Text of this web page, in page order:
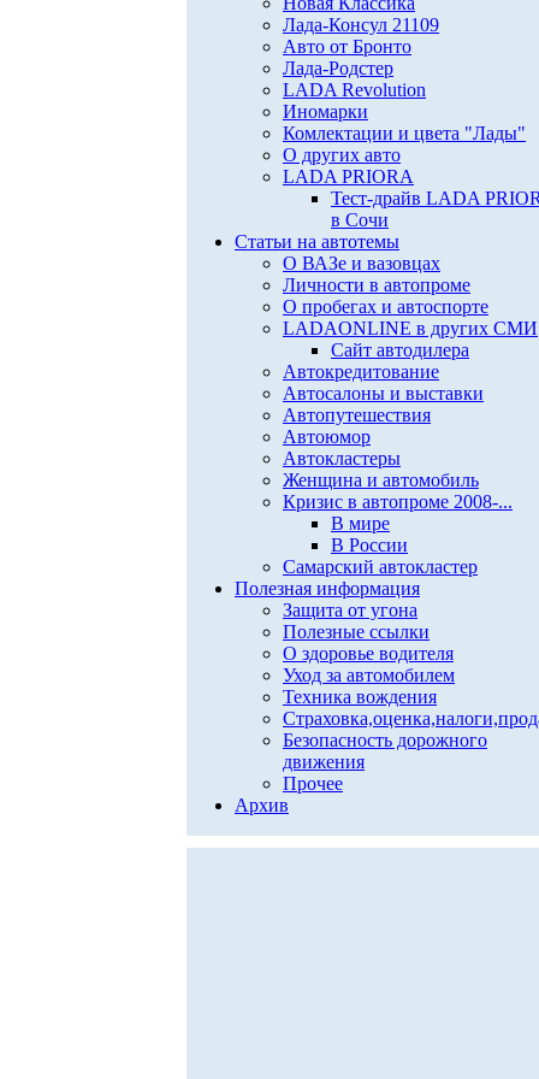
Лада-Консул 21109
Авто от Бронто
Лада-Родстер
LADA Revolution
Иномарки
Комлектации и цвета "Лады"
О других авто
LADA PRIORA
Тест-драйв LADA
в Сочи
Статьи на автотемы
О ВАЗе и вазовцах
Личности в автопроме
О пробегах и автоспорте
LADAONLINE в других СМИ
Сайт автодилера
Автокредитование
Автосалоны и выставки
Автопутешествия
Автоюмор
Автокластеры
Женщина и автомобиль
Кризис в автопроме 2008-...
В мире
В России
Самарский автокластер
Полезная информация
Защита от угона
Полезные ссылки
О здоровье водителя
Уход за автомобилем
Техника вождения
Безопасность дорожного
движения
Прочее
Архив